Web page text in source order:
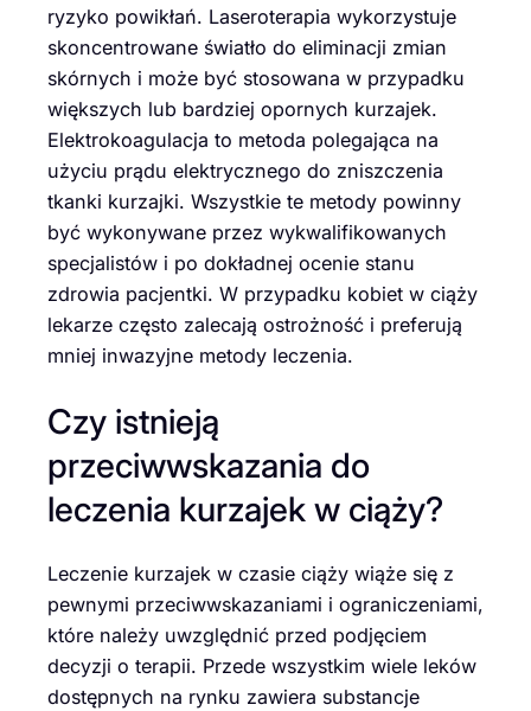
ryzyko powikłań. Laseroterapia wykorzystuje
skoncentrowane światło do eliminacji zmian
skórnych i może być stosowana w przypadku
większych lub bardziej opornych kurzajek.
Elektrokoagulacja to metoda polegająca na
użyciu prądu elektrycznego do zniszczenia
tkanki kurzajki. Wszystkie te metody powinny
być wykonywane przez wykwalifikowanych
specjalistów i po dokładnej ocenie stanu
zdrowia pacjentki. W przypadku kobiet w ciąży
lekarze często zalecają ostrożność i preferują
mniej inwazyjne metody leczenia.
Czy istnieją
przeciwwskazania do
leczenia kurzajek w ciąży?
Leczenie kurzajek w czasie ciąży wiąże się z
pewnymi przeciwwskazaniami i ograniczeniami,
które należy uwzględnić przed podjęciem
decyzji o terapii. Przede wszystkim wiele leków
dostępnych na rynku zawiera substancje